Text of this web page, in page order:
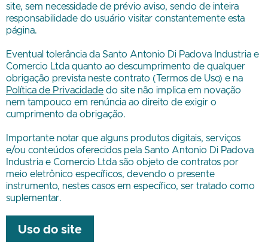
site, sem necessidade de prévio aviso, sendo de inteira
responsabilidade do usuário visitar constantemente esta
página.
Eventual tolerância da Santo Antonio Di Padova Industria e
Comercio Ltda quanto ao descumprimento de qualquer
obrigação prevista neste contrato (Termos de Uso) e na
Política de Privacidade do site não implica em novação
nem tampouco em renúncia ao direito de exigir o
cumprimento da obrigação.
Importante notar que alguns produtos digitais, serviços
e/ou conteúdos oferecidos pela Santo Antonio Di Padova
Industria e Comercio Ltda são objeto de contratos por
meio eletrônico específicos, devendo o presente
instrumento, nestes casos em específico, ser tratado como
suplementar.
Uso do site